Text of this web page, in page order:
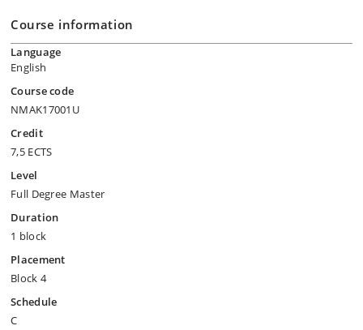
Course information
Language
English
Course code
NMAK17001U
Credit
7,5 ECTS
Level
Full Degree Master
Duration
1 block
Placement
Block 4
Schedule
C